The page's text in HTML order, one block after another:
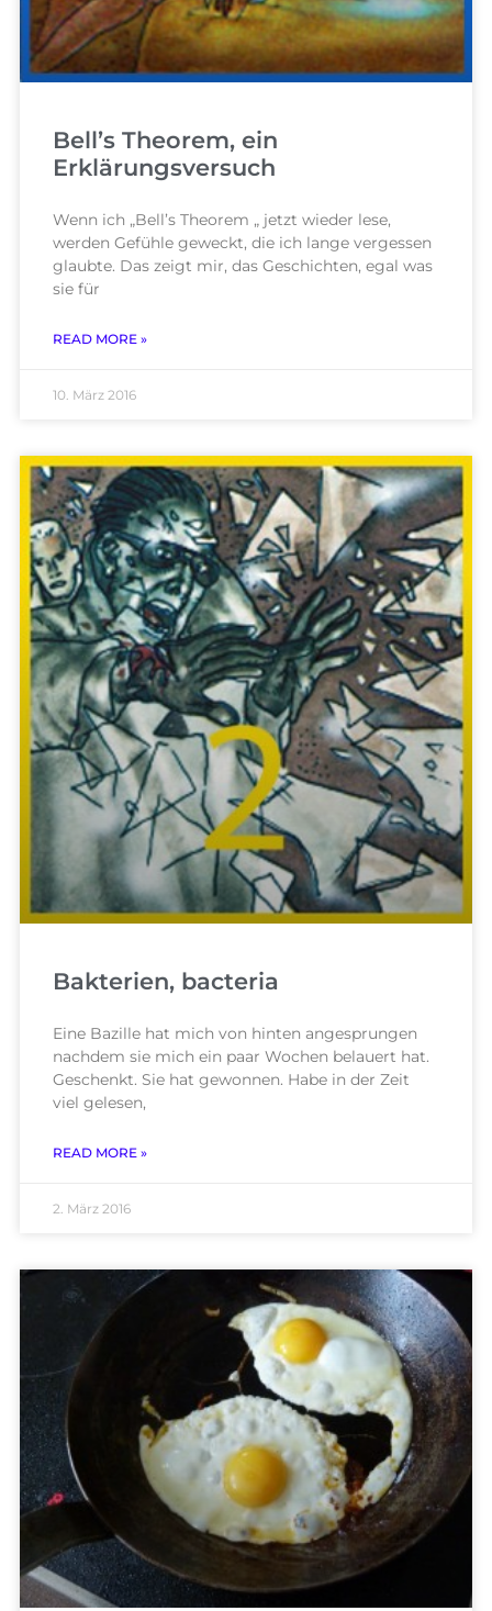
Bell’s Theorem, ein
Erklärungsversuch
Wenn ich „Bell’s Theorem „ jetzt wieder lese,
werden Gefühle geweckt, die ich lange vergessen
glaubte. Das zeigt mir, das Geschichten, egal was
sie für
READ MORE »
10. März 2016
Bakterien, bacteria
Eine Bazille hat mich von hinten angesprungen
nachdem sie mich ein paar Wochen belauert hat.
Geschenkt. Sie hat gewonnen. Habe in der Zeit
viel gelesen,
READ MORE »
2. März 2016